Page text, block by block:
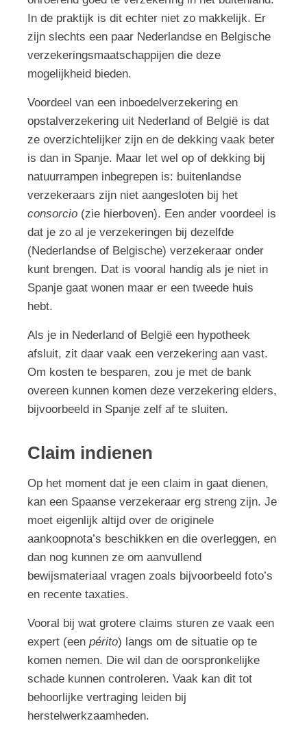
In de praktijk is dit echter niet zo makkelijk. Er
zijn slechts een paar Nederlandse en Belgische
verzekeringsmaatschappijen die deze
mogelijkheid bieden.
Voordeel van een inboedelverzekering en
opstalverzekering uit Nederland of België is dat
ze overzichtelijker zijn en de dekking vaak beter
is dan in Spanje. Maar let wel op of dekking bij
natuurrampen inbegrepen is: buitenlandse
verzekeraars zijn niet aangesloten bij het
consorcio (zie hierboven). Een ander voordeel is
dat je zo al je verzekeringen bij dezelfde
(Nederlandse of Belgische) verzekeraar onder
kunt brengen. Dat is vooral handig als je niet in
Spanje gaat wonen maar er een tweede huis
hebt.
Als je in Nederland of België een hypotheek
afsluit, zit daar vaak een verzekering aan vast.
Om kosten te besparen, zou je met de bank
overeen kunnen komen deze verzekering elders,
bijvoorbeeld in Spanje zelf af te sluiten.
Claim indienen
Op het moment dat je een claim in gaat dienen,
kan een Spaanse verzekeraar erg streng zijn. Je
moet eigenlijk altijd over de originele
aankoopnota’s beschikken en die overleggen, en
dan nog kunnen ze om aanvullend
bewijsmateriaal vragen zoals bijvoorbeeld foto’s
en recente taxaties.
Vooral bij wat grotere claims sturen ze vaak een
expert (een périto) langs om de situatie op te
komen nemen. Die wil dan de oorspronkelijke
schade kunnen controleren. Vaak kan dit tot
behoorlijke vertraging leiden bij
herstelwerkzaamheden.